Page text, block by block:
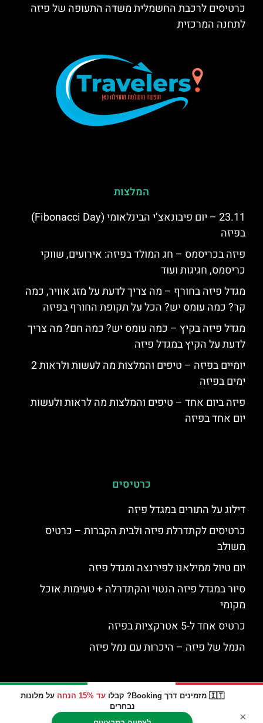
🇮🇹 מזמינים דרך Booking? קבלו עד 15% הנחה
על מלונות
נבחרים
×
כרטיסים לרכבת החשמלית משדה התעופה של פיזה
לתחנה המרכזית
המלצות
23.11 – יום פיבונאצ’י הבינלאומי (Fibonacci Day)
בפיזה
פיזה בכריסמס – חג המולד בפיזה: אירועים, שווקי
כריסמס, חגיגות ועוד
מגדל פיזה בחורף – מה צריך לדעת על מזג אוויר, כמה
קר? כמה עומס יש? הכל על תקופת החורף בפיזה
מגדל פיזה בקיץ – כמה עומס יש? כמה חם? מה צריך
לדעת על הקיץ במגדל פיזה
יומיים בפיזה – טיפים והמלצות מה לעשות ולראות 2
ימים בפיזה
פיזה ביום אחד – טיפים והמלצות מה לראות ולעשות
יום אחד בפיזה
כרטיסים
דילוג על התורים במגדל פיזה
כרטיסים לקתדרלת פיזה ולבית הקברות – כרטיס
משולב
יום טיול ממילאנו לפירנצה ומגדל פיזה
סיור במגדל פיזה הנטוי והקתדרלה + טעימות אוכל
מקומי
כרטיס אחד ל-5 אטרקציות בפיזה
הנמל של פיזה – היכרות עם נמל פיזה